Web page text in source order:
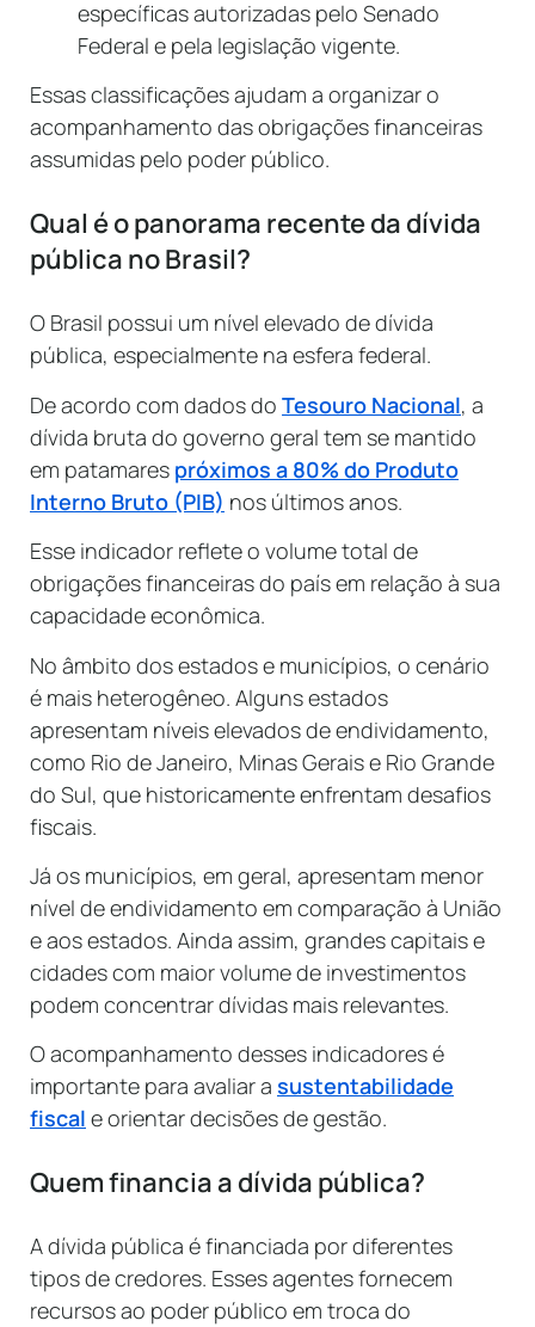
específicas autorizadas pelo Senado
Federal e pela legislação vigente.
Essas classificações ajudam a organizar o
acompanhamento das obrigações financeiras
assumidas pelo poder público.
Qual é o panorama recente da dívida
pública no Brasil?
O Brasil possui um nível elevado de dívida
pública, especialmente na esfera federal.
De acordo com dados do Tesouro Nacional, a
dívida bruta do governo geral tem se mantido
em patamares próximos a 80% do Produto
Interno Bruto (PIB) nos últimos anos.
Esse indicador reflete o volume total de
obrigações financeiras do país em relação à sua
capacidade econômica.
No âmbito dos estados e municípios, o cenário
é mais heterogêneo. Alguns estados
apresentam níveis elevados de endividamento,
como Rio de Janeiro, Minas Gerais e Rio Grande
do Sul, que historicamente enfrentam desafios
fiscais.
Já os municípios, em geral, apresentam menor
nível de endividamento em comparação à União
e aos estados. Ainda assim, grandes capitais e
cidades com maior volume de investimentos
podem concentrar dívidas mais relevantes.
O acompanhamento desses indicadores é
importante para avaliar a sustentabilidade
fiscal e orientar decisões de gestão.
Quem financia a dívida pública?
A dívida pública é financiada por diferentes
tipos de credores. Esses agentes fornecem
recursos ao poder público em troca do